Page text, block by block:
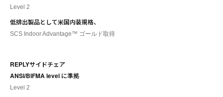
Level 2
低排出製品として米国内装規格、
SCS Indoor Advantage™ ゴールド取得
REPLYサイドチェア
ANSI/BIFMA level に準拠
Level 2